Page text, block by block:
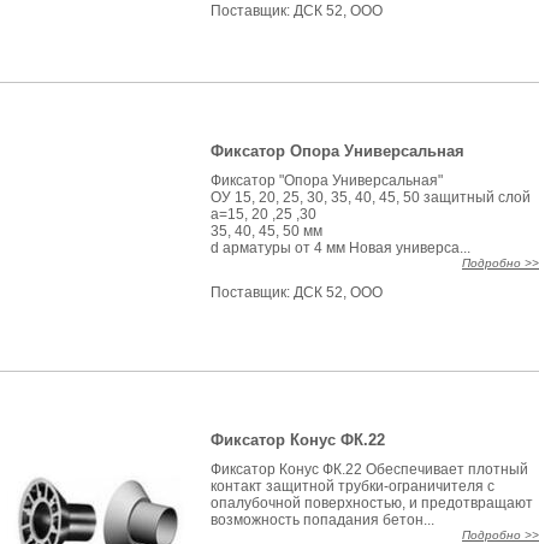
Поставщик: ДСК 52, ООО
Фиксатор Опора Универсальная
Фиксатор "Опора Универсальная"
ОУ 15, 20, 25, 30, 35, 40, 45, 50 защитный слой
а=15, 20 ,25 ,30
35, 40, 45, 50 мм
d арматуры от 4 мм Новая универса...
Подробно >>
Поставщик: ДСК 52, ООО
Фиксатор Конус ФК.22
Фиксатор Конус ФК.22 Обеспечивает плотный
контакт защитной трубки-ограничителя с
опалубочной поверхностью, и предотвращают
возможность попадания бетон...
Подробно >>